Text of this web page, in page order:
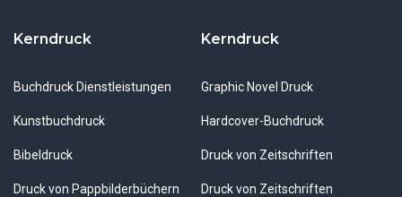
Kerndruck
Buchdruck Dienstleistungen
Kunstbuchdruck
Bibeldruck
Druck von Pappbilderbüchern
Kerndruck
Graphic Novel Druck
Hardcover-Buchdruck
Druck von Zeitschriften
Druck von Zeitschriften